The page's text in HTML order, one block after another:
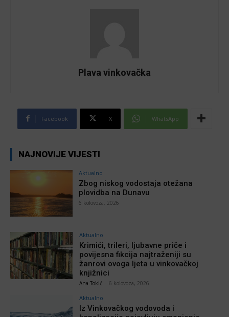
Plava vinkovačka
Facebook X WhatsApp
NAJNOVIJE VIJESTI
Aktualno
Zbog niskog vodostaja otežana
plovidba na Dunavu
6 kolovoza, 2026
Aktualno
Krimići, trileri, ljubavne priče i
povijesna fikcija najtraženiji su
žanrovi ovoga ljeta u vinkovačkoj
knjižnici
Ana Tokić 6 kolovoza, 2026
Aktualno
Iz Vinkovačkog vodovoda i